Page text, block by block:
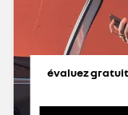
évaluez